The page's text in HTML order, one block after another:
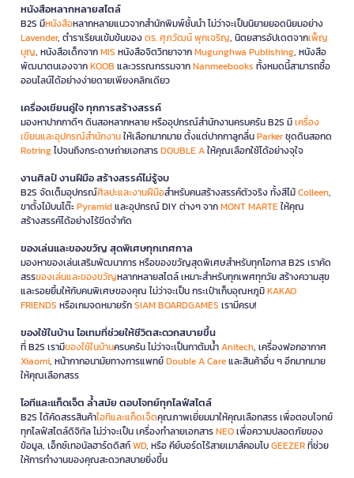
หนังสือหลากหลายสไตล์
B2S มีหนังสือหลากหลายแนวจากสำนักพิมพ์ชั้นนำ ไม่ว่าจะเป็นนิยายยอดนิยมอย่าง
Lavender, ตำราเรียนเข้มข้นของดร. ศุภวัฒน์ พุกเจริญ, นิตยสารอัปเดตจากเพ็ญ
บุญ, หนังสือเด็กจากMIS หนังสือจิตวิทยาจากMugunghwa Publishing, หนังสือ
พัฒนาตนเองจากKOOB และวรรณกรรมจากNanmeebooks ทั้งหมดนี้สามารถซื้อ
ออนไลน์ได้อย่างง่ายดายเพียงคลิกเดียว
เครื่องเขียนคู่ใจ ทุกการสร้างสรรค์
มองหาปากกาดีๆ ดินสอหลากหลาย หรืออุปกรณ์สำนักงานครบครัน B2S มีเครื่อง
เขียนและอุปกรณ์สำนักงานให้เลือกมากมาย ตั้งแต่ปากกาลูกลื่นParkerชุดดินสอกด
Rotringไปจนถึงกระดาษถ่ายเอกสารDOUBLE Aให้คุณเลือกใช้ได้อย่างจุใจ
งานศิลป์ งานฝีมือ สร้างสรรค์ไม่รู้จบ
B2S จัดเต็มอุปกรณ์ศิลปะและงานฝีมือสำหรับคนสร้างสรรค์ตัวจริง ทั้งสีไม้Colleen,
ขาตั้งไม้บนโต๊ะPyramidและอุปกรณ์ DIY ต่างๆ จากMONT MARTEให้คุณ
สร้างสรรค์ได้อย่างไร้ขีดจำกัด
ของเล่นและของขวัญ สุดพิเศษทุกเทศกาล
มองหาของเล่นเสริมพัฒนาการ หรือของขวัญสุดพิเศษสำหรับทุกโอกาส B2S เราคัด
สรรของเล่นและของขวัญหลากหลายสไตล์ เหมาะสำหรับทุกเพศทุกวัย สร้างความสุข
และรอยยิ้มให้กับคนพิเศษของคุณ ไม่ว่าจะเป็น กระเป๋าเก็บอุณหภูมิKAKAO
FRIENDS หรือเกมจดหมายรักSIAM BOARDGAMES เรามีครบ!
ของใช้ในบ้าน ไอเทมที่ช่วยให้ชีวิตสะดวกสบายขึ้น
ที่ B2S เรามีของใช้ในบ้านครบครัน ไม่ว่าจะเป็นกาต้มน้ำAnitech, เครื่องฟอกอากาศ
Xiaomi, หน้ากากอนามัยทางการแพทย์Double A Careและสินค้าอื่น ๆ อีกมากมาย
ให้คุณเลือกสรร
ไอทีและแก็ดเจ็ต ล้ำสมัย ตอบโจทย์ทุกไลฟ์สไตล์
B2S ได้คัดสรรสินค้าไอทีและแก็ดเจ็ตคุณภาพเยี่ยมมาให้คุณเลือกสรร เพื่อตอบโจทย์
ทุกไลฟ์สไตล์ดิจิทัล ไม่ว่าจะเป็น เครื่องทำลายเอกสารNEOเพื่อความปลอดภัยของ
ข้อมูล, เอ็กซ์เทอนัลฮาร์ดดิสก์WD, หรือ คีย์บอร์ดไร้สายเมาส์คอมโบGEEZERที่ช่วย
ให้การทำงานของคุณสะดวกสบายยิ่งขึ้น